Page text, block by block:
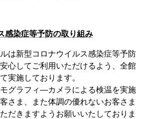
感染症等予防の取り組み
は新型コロナウイルス感染症等予防
心してご利用いただけるよう、全館
実施しております。
グラフィ―カメラによる検温を実施
さま、また体調の優れないお客さま
だきますようお願いいたしておりま